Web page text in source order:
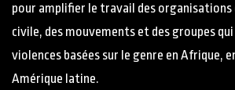
pour amplifier le travail des organisations
civile, des mouvements et des groupes
violences basées sur le genre en Afrique,
Amérique latine.